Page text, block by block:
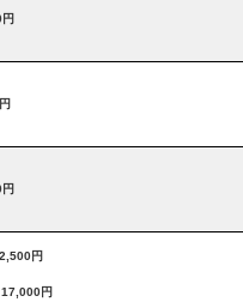
円
17,000円